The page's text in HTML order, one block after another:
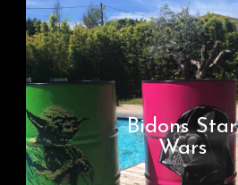
Bidons Star
Wars